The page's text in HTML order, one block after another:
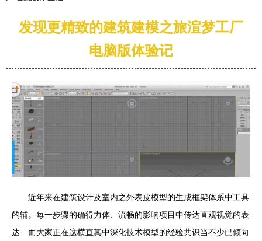
发现更精致的建筑建模之旅渲梦工厂
电脑版体验记
近年来在建筑设计及室内之外表皮模型的生成框架体系中工具
的辅。每一步骤的确得力体、流畅的影响项目中传达直观视觉的表
达—而大家正在这横直其中深化技术模型的经验共识当不少已倾向